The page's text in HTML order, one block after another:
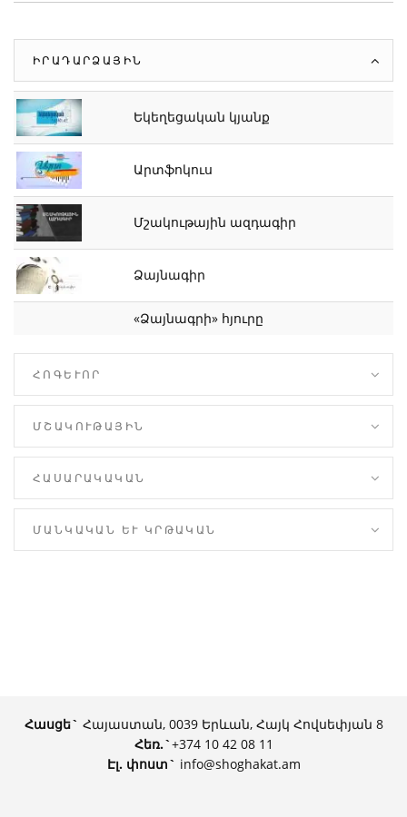
ԻՐԱԴԱՐՁԱՅԻՆ
Եկեղեցական կյանք
Արտֆոկուս
Մշակութային ազդագիր
Ձայնագիր
«Ձայնագրի» հյուրը
ՀՈԳԵՒՈՐ
ՄՇԱԿՈՒԹԱՅԻՆ
ՀԱՍԱՐԱԿԱԿԱՆ
ՄԱՆԿԱԿԱՆ ԵՒ ԿՐԹԱԿԱՆ
Հասցե` Հայաստան, 0039 Երևան, Հայկ Հովսեփյան 8
Հեռ.`+374 10 42 08 11
Էլ. փոստ` info@shoghakat.am